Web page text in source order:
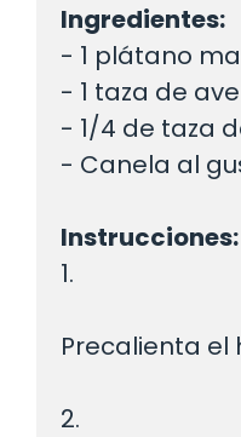
Ingredientes:
- 1 plátano
- 1 taza de
- 1/4 de taza
- Canela al
Instrucciones:
1.
Precalienta el
2.